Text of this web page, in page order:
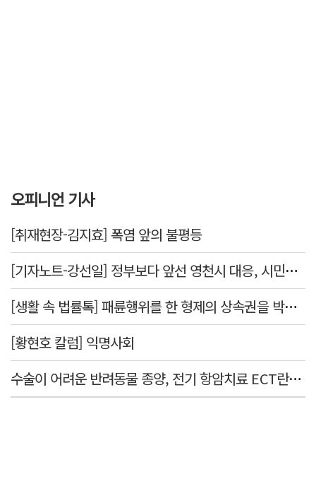
오피니언 기사
[취재현장-김지효] 폭염 앞의 불평등
[기자노트-강선일] 정부보다 앞선 영천시 대응, 시민보다 앞서선 안된다
[생활 속 법률톡] 패륜행위를 한 형제의 상속권을 박탈시킬 수 있을까요
[황현호 칼럼] 익명사회
수술이 어려운 반려동물 종양, 전기 항암치료 ECT란? [반려동물 건강톡톡]